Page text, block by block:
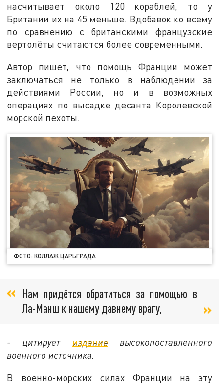
насчитывает около 120 кораблей, то у
Британии их на 45 меньше. Вдобавок ко всему
по сравнению с британскими французские
вертолёты считаются более современными.
Автор пишет, что помощь Франции может
заключаться не только в наблюдении за
действиями России, но и в возможных
операциях по высадке десанта Королевской
морской пехоты.
ФОТО: КОЛЛАЖ ЦАРЬГРАДА
Нам придётся обратиться за помощью в
Ла-Манш к нашему давнему врагу,
- цитирует издание высокопоставленного
военного источника.
В военно-морских силах Франции на эту